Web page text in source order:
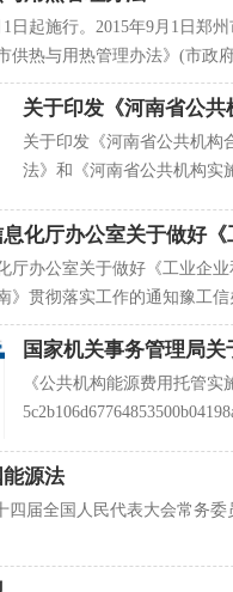
日起施行。2015年9月1日郑
供热与用热管理办法》(市政
关于印发《河南省公共
管理办法》和《河南省
能源费用托管服务实施
关于印发《河南省公共机构
法》和《河南省公共机构实
MB)
化厅办公室关于做好《
中心建设指南》贯彻落
厅办公室关于做好《工业企
》贯彻落实工作的通知豫工信
示范区、航空港区工业和信
国家机关事务管理局
准《公共机构能源费用
程》的公告
《公共机构能源费用托管实
源法
四届全国人民代表大会常务委